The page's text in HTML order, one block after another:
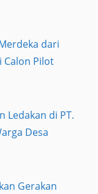
dari
Calon Pilot
Ledakan di PT.
Desa
Gerakan